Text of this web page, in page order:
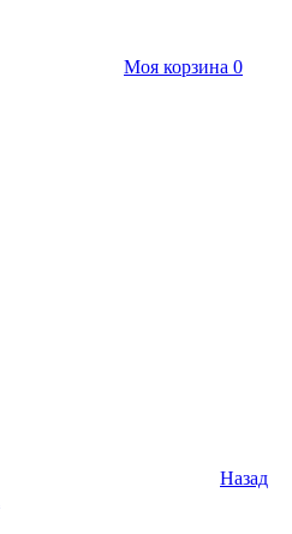
Моя корзина 0
Назад